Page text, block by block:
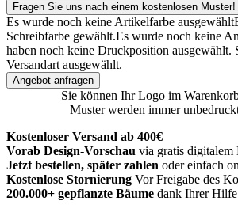
Fragen Sie uns nach einem kostenlosen Muster!
Es wurde noch keine Artikelfarbe ausgewählt
Schreibfarbe gewählt.Es wurde noch keine
haben noch keine Druckposition ausgewählt.
Versandart ausgewählt.
Angebot anfragen
Sie können Ihr Logo im
Muster werden immer
Kostenloser Versand ab 400€
Vorab Design-Vorschau via gratis digitalem
Jetzt bestellen, später zahlen oder einfach
Kostenlose Stornierung Vor Freigabe des
200.000+ gepflanzte Bäume dank Ihrer Hilfe